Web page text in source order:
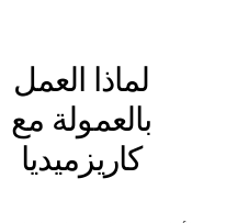
لماذا العمل
بالعمولة مع
كاريزميديا